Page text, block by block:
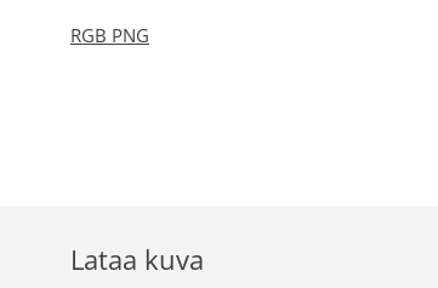
RGB PNG
Lataa kuva